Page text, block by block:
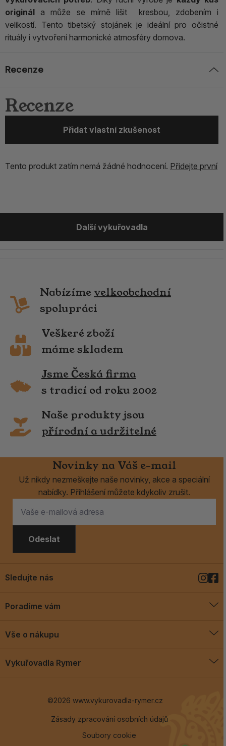
originála může se mírně lišit kresbou, zdobením i
velikostí. Tento tibetský stojánek je ideální pro očistné
rituály i vytvoření harmonické atmosféry domova.
Recenze
Recenze
Přidat vlastní zkušenost
Tento produkt zatím nemá žádné hodnocení. Přidejte první
Další vykuřovadla
Nabízíme velkoobchodní
spolupráci
Veškeré zboží
máme skladem
Jsme Česká firma
s tradicí od roku 2002
Naše produkty jsou
přírodní a udržitelné
Novinky na Váš e-mail
Už nikdy nezmeškejte naše novinky, akce a speciální
nabídky. Přihlášení můžete kdykoliv zrušit.
Odeslat
Poradíme vám
Blog
Vše o nákupu
Vykuřovadla Rymer
Sledujte nás
©2026 www.vykurovadla-rymer.cz
Zásady zpracování osobních údajů
Soubory cookie